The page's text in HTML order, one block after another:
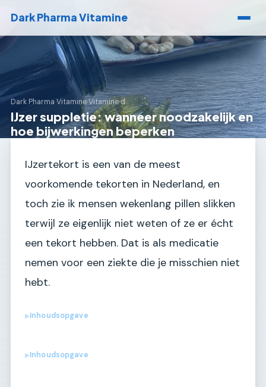
Dark Pharma Vitamine
Dark Pharma Vitamine›Vitamine d
IJzer suppletie: wanneer noodzakelijk en
hoe bijwerkingen beperken
IJzertekort is een van de meest
voorkomende tekorten in Nederland, en
toch zie ik mensen wekenlang pillen slikken
terwijl ze eigenlijk niet weten of ze er écht
een tekort hebben. Dat is als medicatie
nemen voor een ziekte die je misschien niet
hebt.
▶Inhoudsopgave
▶Inhoudsopgave